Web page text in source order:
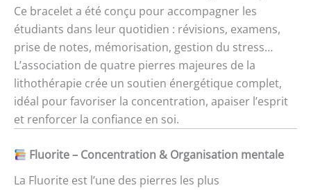
Ce bracelet a été conçu pour accompagner les
étudiants dans leur quotidien : révisions, examens,
prise de notes, mémorisation, gestion du stress…
L’association de quatre pierres majeures de la
lithothérapie crée un soutien énergétique complet,
idéal pour favoriser la concentration, apaiser l’esprit
et renforcer la confiance en soi.
Fluorite – Concentration & Organisation mentale
La Fluorite est l’une des pierres les plus